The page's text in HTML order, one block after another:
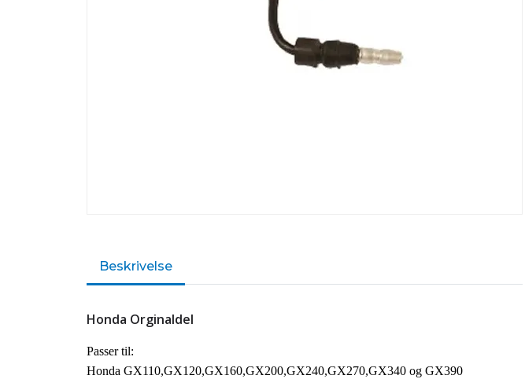
Beskrivelse
Honda Orginaldel
Passer til:
Honda GX110,GX120,GX160,GX200,GX240,GX270,GX340 og GX390